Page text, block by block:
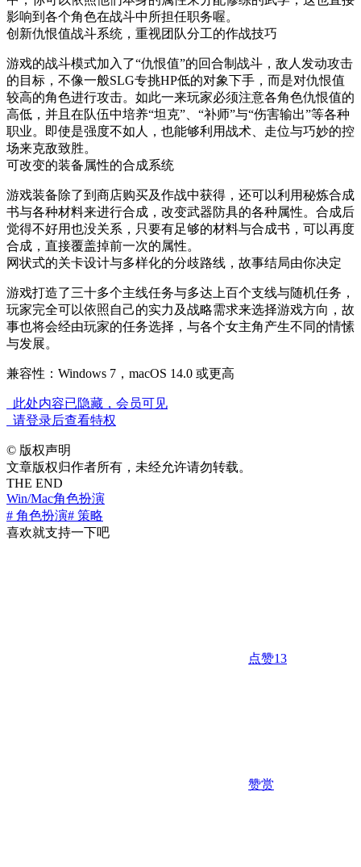
影响到各个角色在战斗中所担任职务喔。
创新仇恨值战斗系统，重视团队分工的作战技巧
游戏的战斗模式加入了“仇恨值”的回合制战斗，敌人发动攻击
的目标，不像一般SLG专挑HP低的对象下手，而是对仇恨值
较高的角色进行攻击。如此一来玩家必须注意各角色仇恨值的
高低，并且在队伍中培养“坦克”、“补师”与“伤害输出”等各种
职业。即使是强度不如人，也能够利用战术、走位与巧妙的控
场来克敌致胜。
可改变的装备属性的合成系统
游戏装备除了到商店购买及作战中获得，还可以利用秘炼合成
书与各种材料来进行合成，改变武器防具的各种属性。合成后
觉得不好用也没关系，只要有足够的材料与合成书，可以再度
合成，直接覆盖掉前一次的属性。
网状式的关卡设计与多样化的分歧路线，故事结局由你决定
游戏打造了三十多个主线任务与多达上百个支线与随机任务，
玩家完全可以依照自己的实力及战略需求来选择游戏方向，故
事也将会经由玩家的任务选择，与各个女主角产生不同的情愫
与发展。
兼容性：Windows 7，macOS 14.0 或更高
此处内容已隐藏，会员可见
请登录后查看特权
© 版权声明
文章版权归作者所有，未经允许请勿转载。
THE END
Win/Mac角色扮演
# 角色扮演# 策略
喜欢就支持一下吧
点赞13
赞赏